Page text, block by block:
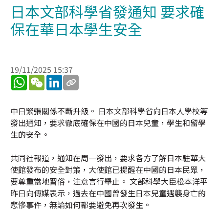
日本文部科學省發通知 要求確
保在華日本學生安全
19/11/2025 15:37
WhatsApp
WeChatLinkedIn
中日緊張關係不斷升級。 日本文部科學省向日本人學校等
發出通知，要求徹底確保在中國的日本兒童，學生和留學
生的安全。
共同社報道，通知在周一發出，要求各方了解日本駐華大
使館發布的安全對策，大使館已提醒在中國的日本民眾，
要尊重當地習俗，注意言行舉止。 文部科學大臣松本洋平
昨日向傳媒表示，過去在中國曾發生日本兒童遇襲身亡的
悲慘事件，無論如何都要避免再次發生。